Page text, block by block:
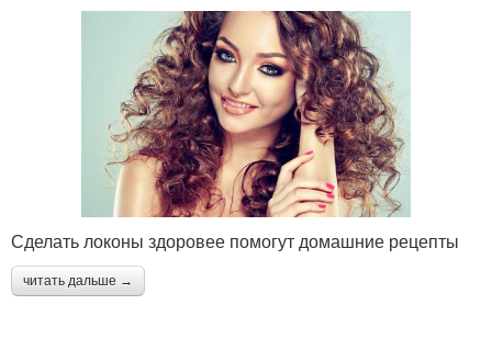
Сделать локоны здоровее помогут домашние рецепты
читать дальше →